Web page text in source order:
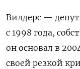
Вилдерс —
с 1998 года,
он основал в
своей резкой